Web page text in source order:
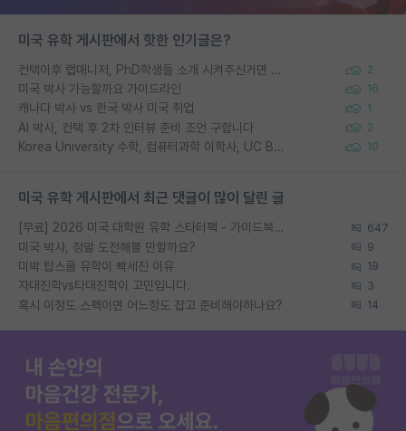
미국 유학 게시판에서 핫한 인기글은?
컨택이후 랩매니저, PhD학생들 소개 시켜주신거면 거의 컨펌에 가깝나요? 2
미국 박사 가능할까요 가이드라인 16
캐나다 박사 vs 한국 박사 미국 취업 1
AI 박사, 컨택 후 2차 인터뷰 준비 조언 구합니다 2
Korea University 수학, 컴퓨터과학 이학사, UC Berkeley 산업공학 대학원 공학박사가 되는 것은 쉽지 않겠죠? 10
미국 유학 게시판에서 최근 댓글이 많이 달린 글
[무료] 2026 미국 대학원 유학 스타터팩 - 가이드북 & 합격자 컨택메일 템플릿 647
미국 박사, 정말 도전해볼 만할까요? 9
미박 탑스쿨 유학이 빡세진 이유 19
자대진학vs타대진학이 고민입니다. 3
혹시 이정도 스펙이면 어느정도 잡고 준비해야하나요? 14